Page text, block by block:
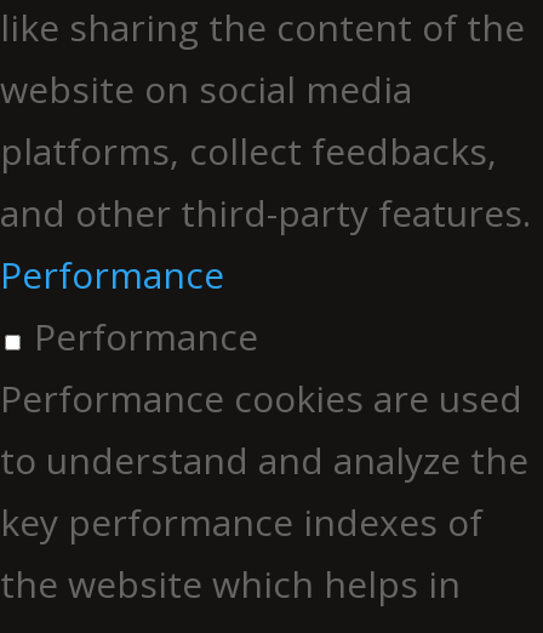
like sharing the content of the
website on social media
platforms, collect feedbacks,
and other third-party features.
Performance
Performance
Performance cookies are used
to understand and analyze the
key performance indexes of
the website which helps in